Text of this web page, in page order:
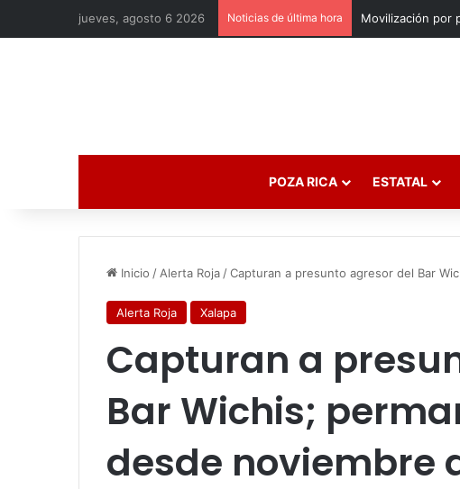
jueves, agosto 6 2026 Noticias de última hora
POZA RICA ESTATAL
Inicio / Alerta Roja /Capturan a presunto agresor del Bar
Alerta Roja Xalapa
Capturan a
Bar Wichis;
desde noviembre